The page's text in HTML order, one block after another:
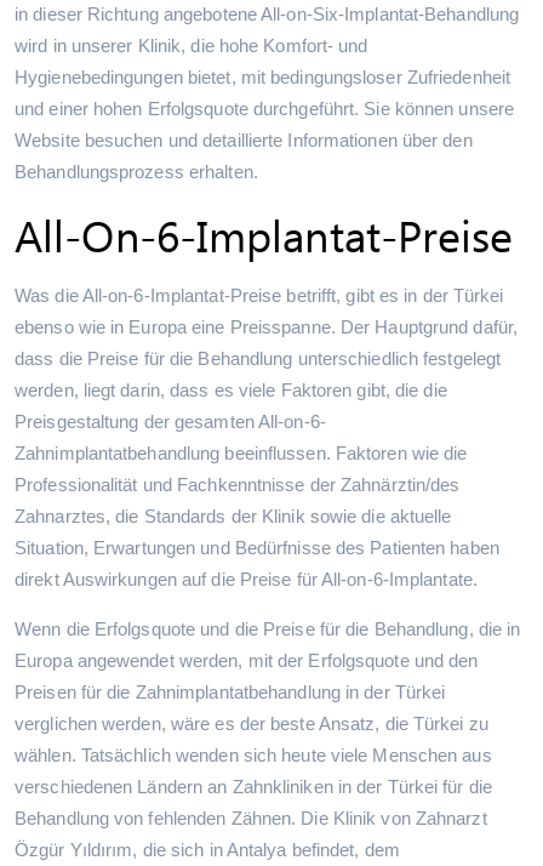
in dieser Richtung angebotene All-on-Six-Implantat-Behandlung
wird in unserer Klinik, die hohe Komfort- und
Hygienebedingungen bietet, mit bedingungsloser Zufriedenheit
und einer hohen Erfolgsquote durchgeführt. Sie können unsere
Website besuchen und detaillierte Informationen über den
Behandlungsprozess erhalten.
All-On-6-Implantat-Preise
Was die All-on-6-Implantat-Preise betrifft, gibt es in der Türkei
ebenso wie in Europa eine Preisspanne. Der Hauptgrund dafür,
dass die Preise für die Behandlung unterschiedlich festgelegt
werden, liegt darin, dass es viele Faktoren gibt, die die
Preisgestaltung der gesamten All-on-6-
Zahnimplantatbehandlung beeinflussen. Faktoren wie die
Professionalität und Fachkenntnisse der Zahnärztin/des
Zahnarztes, die Standards der Klinik sowie die aktuelle
Situation, Erwartungen und Bedürfnisse des Patienten haben
direkt Auswirkungen auf die Preise für All-on-6-Implantate.
Wenn die Erfolgsquote und die Preise für die Behandlung, die in
Europa angewendet werden, mit der Erfolgsquote und den
Preisen für die Zahnimplantatbehandlung in der Türkei
verglichen werden, wäre es der beste Ansatz, die Türkei zu
wählen. Tatsächlich wenden sich heute viele Menschen aus
verschiedenen Ländern an Zahnkliniken in der Türkei für die
Behandlung von fehlenden Zähnen. Die Klinik von Zahnarzt
Özgür Yıldırım, die sich in Antalya befindet, dem